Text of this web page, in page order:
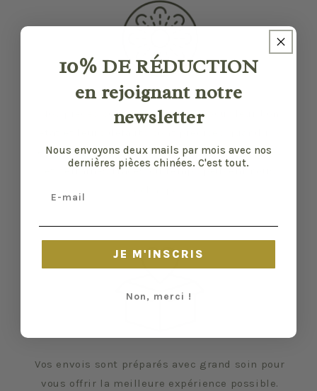
Nos pièces sont sélectionnées pour leur bon
en a. Malgré tout, elles ont vécu d'autres vies
et certaines traces du temps peuvent nous
Vos envois sont préparés avec grand soin pour
vous offrir la meilleure expérience possible.
10% DE RÉDUCTION
en rejoignant notre
newsletter
Nous envoyons deux mails par mois avec nos
dernières pièces chinées. C'est tout.
JE M'INSCRIS
Non, merci !